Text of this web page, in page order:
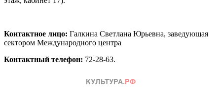
Контактное лицо: Галкина Светлана Юрьевна, заведующая
сектором Международного центра
Контактный телефон: 72-28-63.